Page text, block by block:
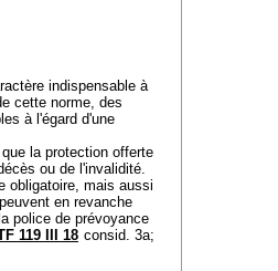
indispensable à
cette norme, des
à l'égard d'une
la protection offerte
ou de l'invalidité.
obligatoire, mais aussi
en revanche
police de prévoyance
119 III 18 consid. 3a;